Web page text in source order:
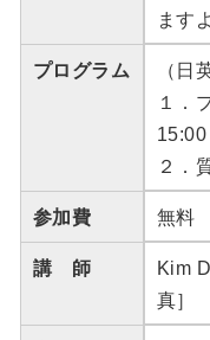
ます
プログラム
（日
１．
15:00
２．
参加費 無料
講 師
Kim
真］